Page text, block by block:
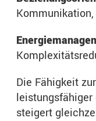
Die Fähigkeit
leistungsfähiger
steigert